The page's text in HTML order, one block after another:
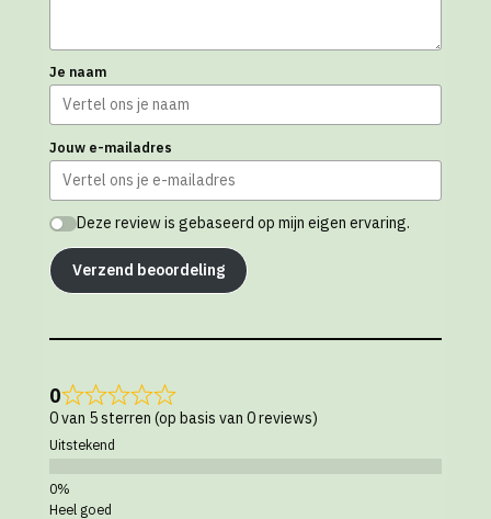
Je naam
Jouw e-mailadres
Deze review is gebaseerd op mijn eigen ervaring.
Verzend beoordeling
0
0 van 5 sterren (op basis van 0 reviews)
Uitstekend
Heel goed